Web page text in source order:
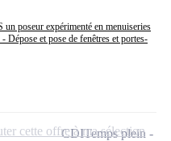
poseur expérimenté en menuiseries
Dépose et pose de fenêtres et portes-
CDITemps plein
cette offre à ma sélection